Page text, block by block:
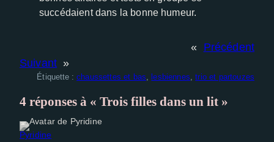
succédaient dans la bonne humeur.
«
Précédent
Suivant »
Étiquette :chaussettes et bas lesbiennes , trio et partouzes
4 réponses à « Trois filles dans un lit »
Pyridine
visite. Si vous
fonctionnalités
disparaîtront